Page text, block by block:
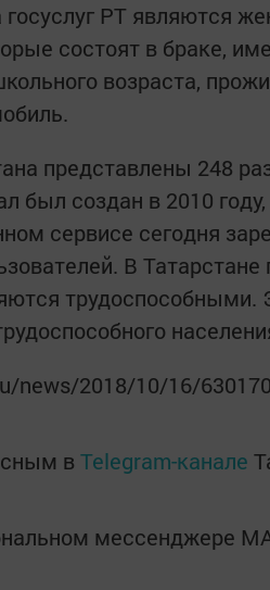
РТ являются
состоят в браке,
возраста,
представлены 248
был создан в 2010
сервисе сегодня
В Татарстане
трудоспособными.
news/2018/10/16/
в Telegram-канале
мессенджере